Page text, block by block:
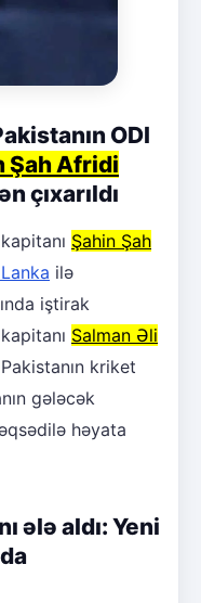
ODI
Şah Afridi
çıxarıldı
kapitanı Şahin Şah
ilə
iştirak
Salman Əli
kriket
gələcək
həyata
ələ aldı: Yeni